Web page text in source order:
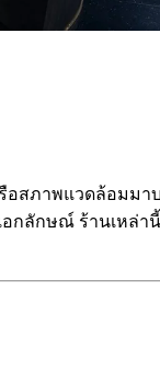
สภาพแวดล้อมม
กษณ์ ร้านเหล่า